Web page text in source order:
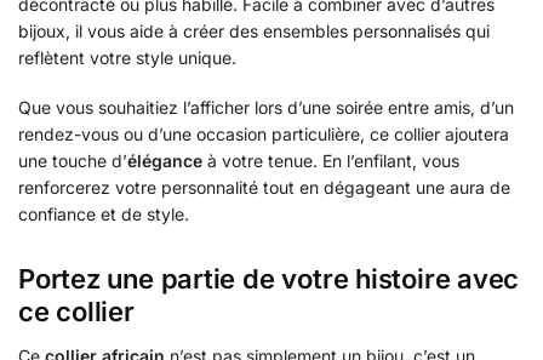
bijoux, il vous aide à créer des ensembles personnalisés qui
reflètent votre style unique.
Que vous souhaitiez l’afficher lors d’une soirée entre amis, d’un
rendez-vous ou d’une occasion particulière, ce collier ajoutera
une touche d’élégance à votre tenue. En l’enfilant, vous
renforcerez votre personnalité tout en dégageant une aura de
confiance et de style.
Portez une partie de votre histoire avec
ce collier
Ce collier africain n’est pas simplement un bijou, c’est un